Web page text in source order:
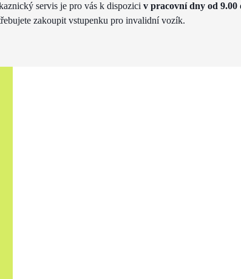
servis je pro vás k dispozici v pracovní dny od 9.00
zakoupit vstupenku pro invalidní vozík.